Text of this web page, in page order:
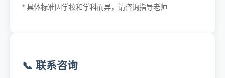
* 具体标准因学校和学科而异，请咨询指导老师
📞 联系咨询